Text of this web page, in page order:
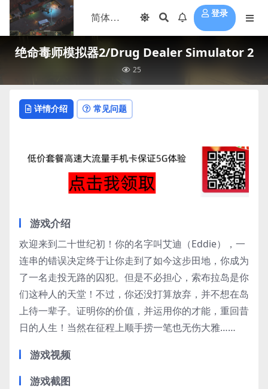
登录
绝命毒师模拟器2/Drug Dealer Simulator 2
25
详情介绍 常见问题
游戏介绍
欢迎来到二十世纪初！你的名字叫艾迪（Eddie），一
连串的错误决定终于让你走到了如今这步田地，你成为
了一名走投无路的囚犯。但是不必担心，索布拉岛是你
们这种人的天堂！不过，你还没打算放弃，并不想在岛
上待一辈子。证明你的价值，并运用你的才能，重回昔
日的人生！当然在征程上顺手捞一笔也无伤大雅……
游戏视频
游戏截图